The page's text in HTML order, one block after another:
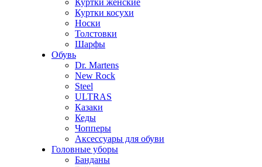
Куртки косухи
Носки
Толстовки
Шарфы
Обувь
Dr. Martens
New Rock
Steel
ULTRAS
Казаки
Кеды
Чопперы
Аксессуары для обуви
Головные уборы
Банданы